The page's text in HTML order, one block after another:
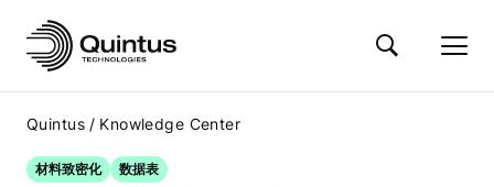
Quintus / Knowledge Center
材料致密化 数据表